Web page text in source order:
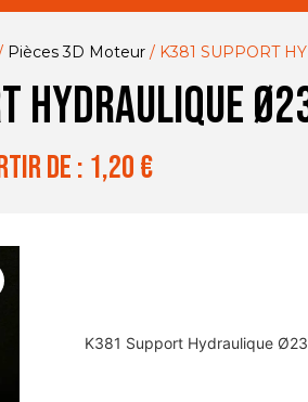
Pièces 3D Moteur/ K381 SUPPORT
HYDRAULIQUE
de : 1,20€
K381 Support Hydraulique Ø23